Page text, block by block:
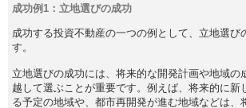
成功例1：立地選びの成功
成功する投資不動産の一つの例として、立地選び
す。
立地選びの成功には、将来的な開発計画や地域の
越して選ぶことが重要です。例えば、将来的に新
る予定の地域や、都市再開発が進む地域などは、